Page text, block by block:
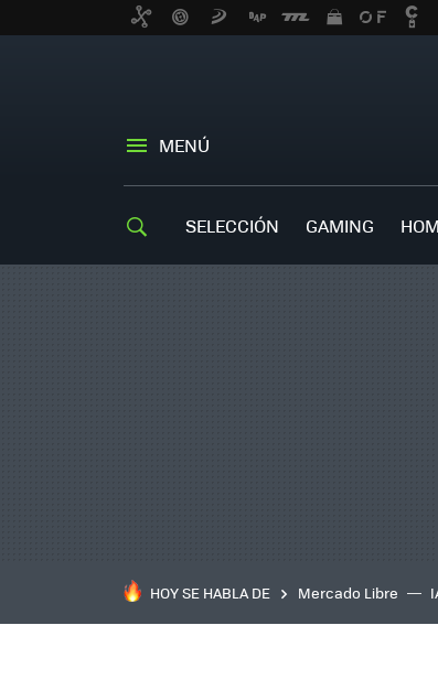
MENÚ
SELECCIÓN GAMING
HOY SE HABLA DE Mercado Libre